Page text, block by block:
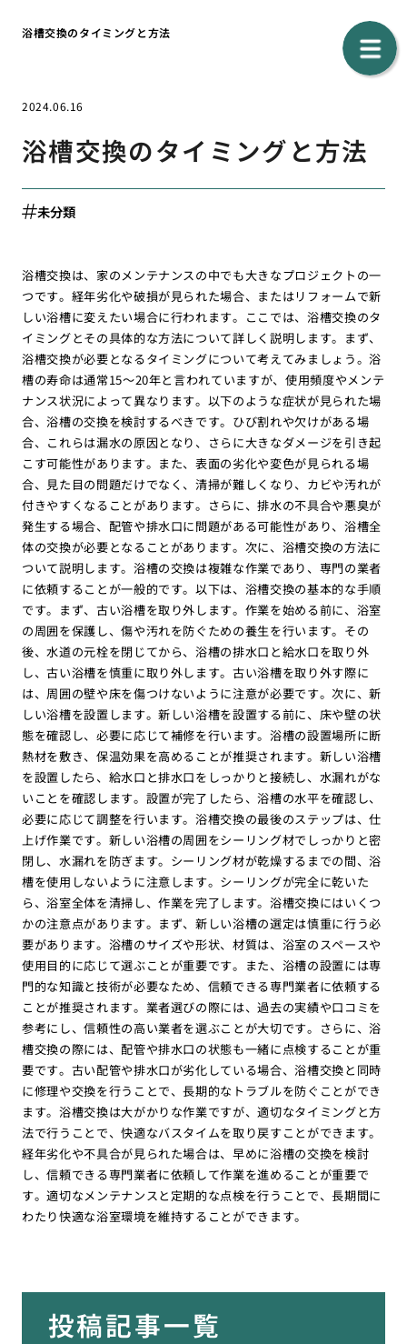
浴槽交換のタイミングと方法
2024.06.16
浴槽交換のタイミングと方法
未分類
浴槽交換は、家のメンテナンスの中でも大きなプロジェクトの一
つです。経年劣化や破損が見られた場合、またはリフォームで新
しい浴槽に変えたい場合に行われます。ここでは、浴槽交換のタ
イミングとその具体的な方法について詳しく説明します。まず、
浴槽交換が必要となるタイミングについて考えてみましょう。浴
槽の寿命は通常15〜20年と言われていますが、使用頻度やメンテ
ナンス状況によって異なります。以下のような症状が見られた場
合、浴槽の交換を検討するべきです。ひび割れや欠けがある場
合、これらは漏水の原因となり、さらに大きなダメージを引き起
こす可能性があります。また、表面の劣化や変色が見られる場
合、見た目の問題だけでなく、清掃が難しくなり、カビや汚れが
付きやすくなることがあります。さらに、排水の不具合や悪臭が
発生する場合、配管や排水口に問題がある可能性があり、浴槽全
体の交換が必要となることがあります。次に、浴槽交換の方法に
ついて説明します。浴槽の交換は複雑な作業であり、専門の業者
に依頼することが一般的です。以下は、浴槽交換の基本的な手順
です。まず、古い浴槽を取り外します。作業を始める前に、浴室
の周囲を保護し、傷や汚れを防ぐための養生を行います。その
後、水道の元栓を閉じてから、浴槽の排水口と給水口を取り外
し、古い浴槽を慎重に取り外します。古い浴槽を取り外す際に
は、周囲の壁や床を傷つけないように注意が必要です。次に、新
しい浴槽を設置します。新しい浴槽を設置する前に、床や壁の状
態を確認し、必要に応じて補修を行います。浴槽の設置場所に断
熱材を敷き、保温効果を高めることが推奨されます。新しい浴槽
を設置したら、給水口と排水口をしっかりと接続し、水漏れがな
いことを確認します。設置が完了したら、浴槽の水平を確認し、
必要に応じて調整を行います。浴槽交換の最後のステップは、仕
上げ作業です。新しい浴槽の周囲をシーリング材でしっかりと密
閉し、水漏れを防ぎます。シーリング材が乾燥するまでの間、浴
槽を使用しないように注意します。シーリングが完全に乾いた
ら、浴室全体を清掃し、作業を完了します。浴槽交換にはいくつ
かの注意点があります。まず、新しい浴槽の選定は慎重に行う必
要があります。浴槽のサイズや形状、材質は、浴室のスペースや
使用目的に応じて選ぶことが重要です。また、浴槽の設置には専
門的な知識と技術が必要なため、信頼できる専門業者に依頼する
ことが推奨されます。業者選びの際には、過去の実績や口コミを
参考にし、信頼性の高い業者を選ぶことが大切です。さらに、浴
槽交換の際には、配管や排水口の状態も一緒に点検することが重
要です。古い配管や排水口が劣化している場合、浴槽交換と同時
に修理や交換を行うことで、長期的なトラブルを防ぐことができ
ます。浴槽交換は大がかりな作業ですが、適切なタイミングと方
法で行うことで、快適なバスタイムを取り戻すことができます。
経年劣化や不具合が見られた場合は、早めに浴槽の交換を検討
し、信頼できる専門業者に依頼して作業を進めることが重要で
す。適切なメンテナンスと定期的な点検を行うことで、長期間に
わたり快適な浴室環境を維持することができます。
投稿記事一覧